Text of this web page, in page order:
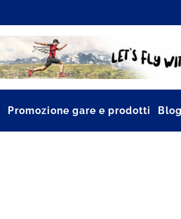
Promozione gare e prodotti